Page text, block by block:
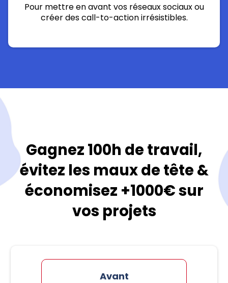
Pour mettre en avant vos réseaux sociaux ou
créer des call-to-action irrésistibles.
Gagnez 100h de travail,
évitez les maux de tête &
économisez +1000€ sur
vos projets
Avant